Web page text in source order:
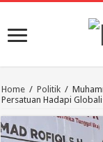
Home / Politik /
Persatuan Hadapi